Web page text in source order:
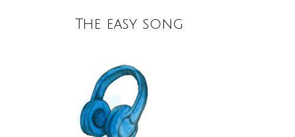
The easy song